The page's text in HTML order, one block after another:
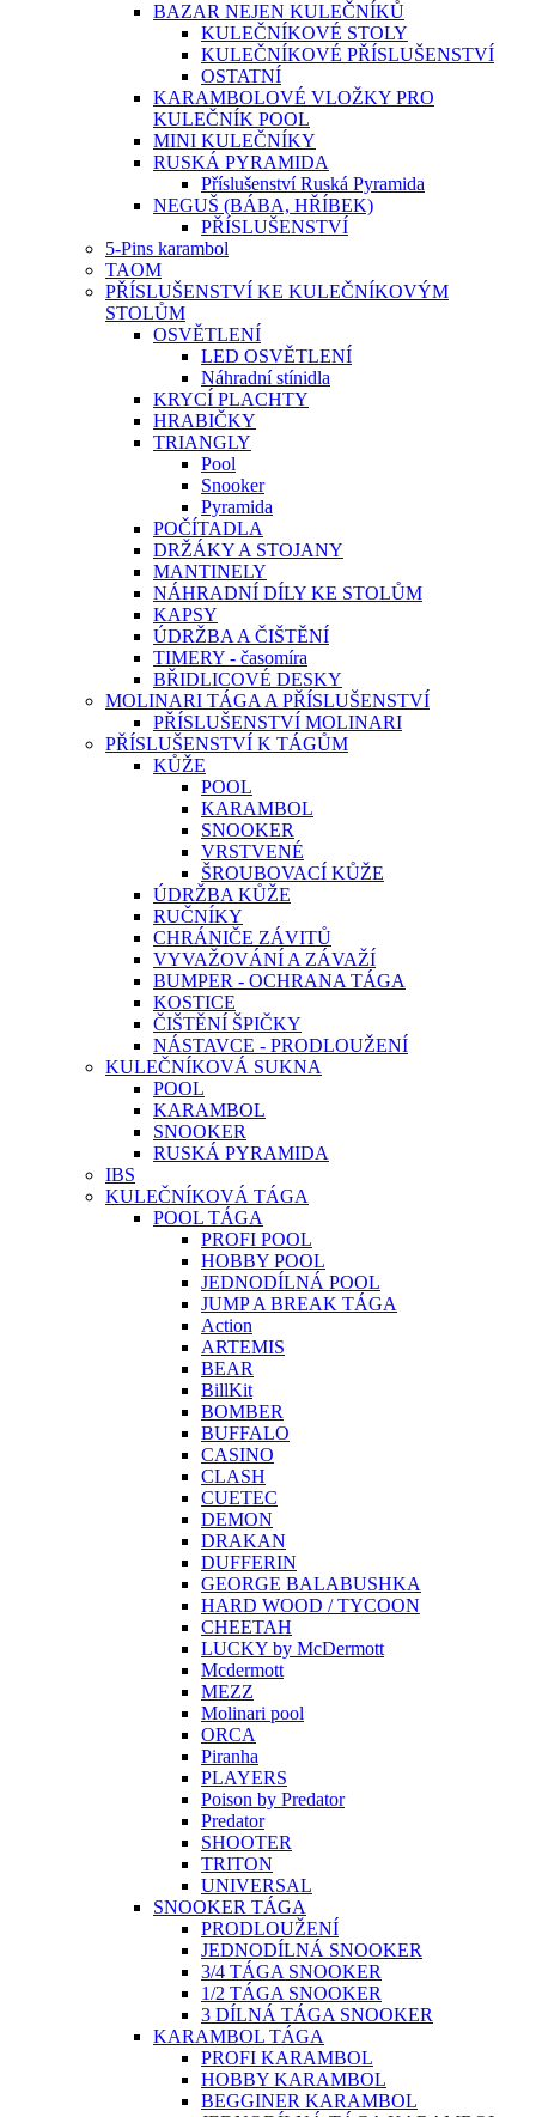
BAZAR NEJEN KULEČNÍKŮ
KULEČNÍKOVÉ STOLY
KULEČNÍKOVÉ PŘÍSLUŠENSTVÍ
OSTATNÍ
KARAMBOLOVÉ VLOŽKY PRO
KULEČNÍK POOL
MINI KULEČNÍKY
RUSKÁ PYRAMIDA
Příslušenství Ruská Pyramida
NEGUŠ (BÁBA, HŘÍBEK)
PŘÍSLUŠENSTVÍ
5-Pins karambol
TAOM
PŘÍSLUŠENSTVÍ KE KULEČNÍKOVÝM
STOLŮM
OSVĚTLENÍ
LED OSVĚTLENÍ
Náhradní stínidla
KRYCÍ PLACHTY
HRABIČKY
TRIANGLY
Pool
Snooker
Pyramida
POČÍTADLA
DRŽÁKY A STOJANY
MANTINELY
NÁHRADNÍ DÍLY KE STOLŮM
KAPSY
ÚDRŽBA A ČIŠTĚNÍ
TIMERY - časomíra
BŘIDLICOVÉ DESKY
MOLINARI TÁGA A PŘÍSLUŠENSTVÍ
PŘÍSLUŠENSTVÍ MOLINARI
PŘÍSLUŠENSTVÍ K TÁGŮM
KŮŽE
POOL
KARAMBOL
SNOOKER
VRSTVENÉ
ŠROUBOVACÍ KŮŽE
ÚDRŽBA KŮŽE
RUČNÍKY
CHRÁNIČE ZÁVITŮ
VYVAŽOVÁNÍ A ZÁVAŽÍ
BUMPER - OCHRANA TÁGA
KOSTICE
ČIŠTĚNÍ ŠPIČKY
NÁSTAVCE - PRODLOUŽENÍ
KULEČNÍKOVÁ SUKNA
POOL
KARAMBOL
SNOOKER
RUSKÁ PYRAMIDA
IBS
KULEČNÍKOVÁ TÁGA
POOL TÁGA
PROFI POOL
HOBBY POOL
JEDNODÍLNÁ POOL
JUMP A BREAK TÁGA
Action
ARTEMIS
BEAR
BillKit
BOMBER
BUFFALO
CASINO
CLASH
CUETEC
DEMON
DRAKAN
DUFFERIN
GEORGE BALABUSHKA
HARD WOOD / TYCOON
CHEETAH
LUCKY by McDermott
Mcdermott
MEZZ
Molinari pool
ORCA
Piranha
PLAYERS
Poison by Predator
Predator
SHOOTER
TRITON
UNIVERSAL
SNOOKER TÁGA
PRODLOUŽENÍ
JEDNODÍLNÁ SNOOKER
3/4 TÁGA SNOOKER
1/2 TÁGA SNOOKER
3 DÍLNÁ TÁGA SNOOKER
KARAMBOL TÁGA
PROFI KARAMBOL
HOBBY KARAMBOL
BEGGINER KARAMBOL